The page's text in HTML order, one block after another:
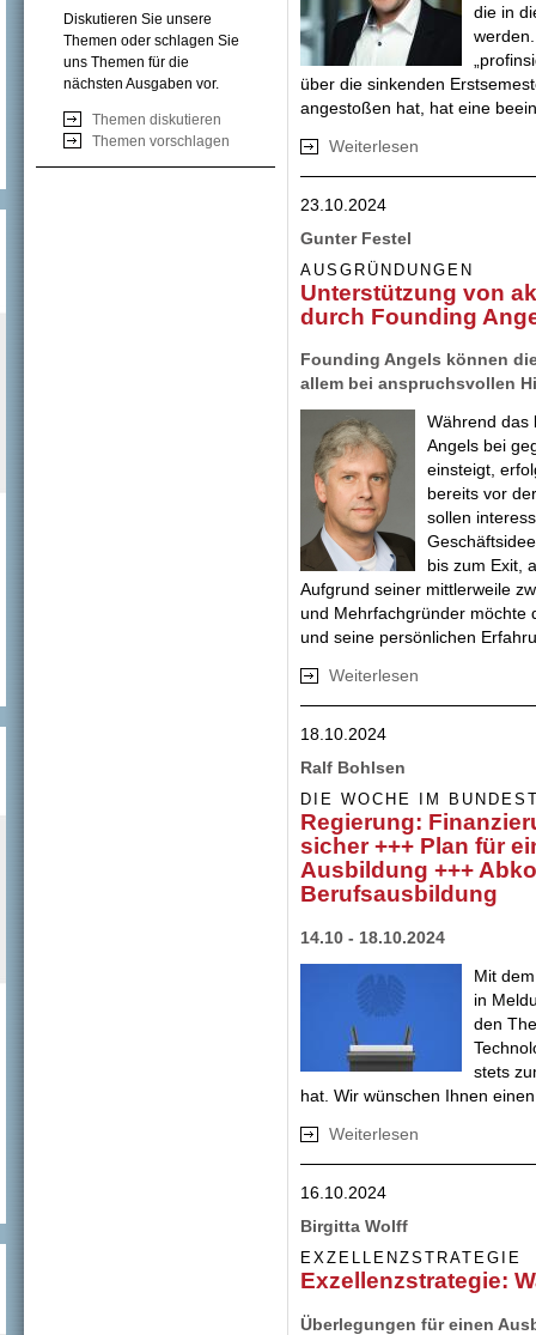
Diskutieren Sie unsere
Themen oder schlagen Sie
uns Themen für die
nächsten Ausgaben vor.
Themen diskutieren
Themen vorschlagen
die in
werden.
über die sinkenden
angestoßen hat, hat eine
Weiterlesen
23.10.2024
Gunter Festel
AUSGRÜNDUNGEN
Unterstützung von
durch Founding
Founding Angels können
allem bei anspruchsvollen
Während das
Angels bei
einsteigt,
bereits vor
sollen
bis zum Exit,
Aufgrund seiner mittlerweile
und Mehrfachgründer möchte
und seine persönlichen
Weiterlesen
18.10.2024
Ralf Bohlsen
DIE WOCHE IM
Regierung:
sicher +++ Plan für
Ausbildung +++
Berufsausbildung
14.10 - 18.10.2024
Mit
in
den
stets
hat. Wir wünschen Ihnen
Weiterlesen
16.10.2024
Birgitta Wolff
EXZELLENZSTRATEGIE
Exzellenzstrategie:
Überlegungen für einen